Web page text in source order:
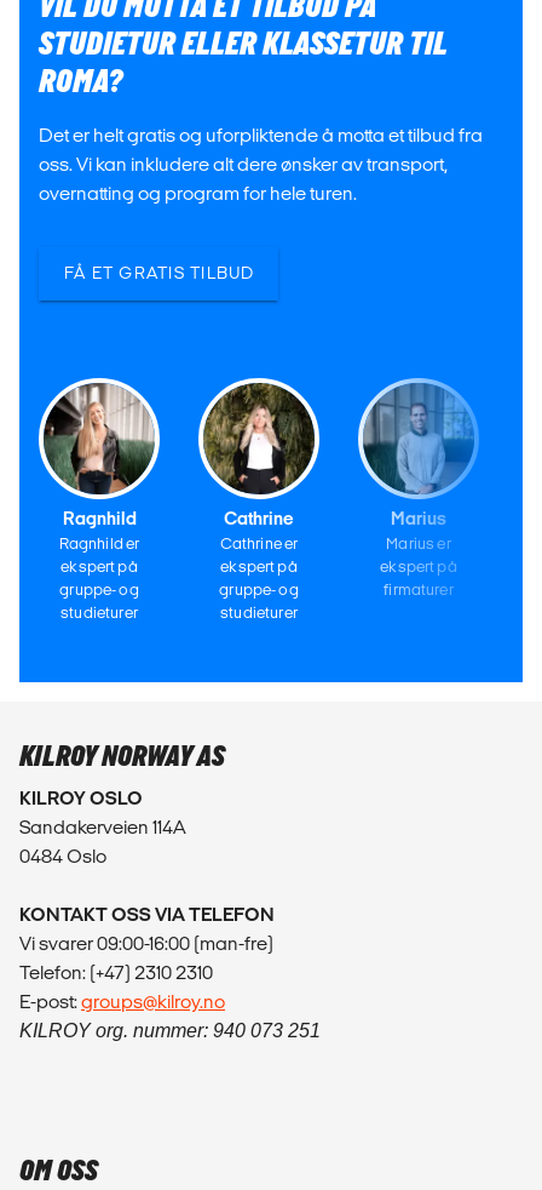
STUDIETUR ELLER KLASSETUR TIL
ROMA?
Det er helt gratis og uforpliktende å motta et tilbud fra
oss. Vi kan inkludere alt dere ønsker av transport,
overnatting og program for hele turen.
FÅ ET GRATIS TILBUD
Ragnhild
Ragnhild er
ekspert på
gruppe- og
studieturer
Cathrine
Cathrine er
ekspert på
gruppe- og
studieturer
Marius
Marius er
ekspert på
firmaturer
KILROY NORWAY AS
KILROY OSLO
Sandakerveien 114A
0484 Oslo
KONTAKT OSS VIA TELEFON
Vi svarer 09:00-16:00 (man-fre)
Telefon: (+47) 2310 2310
E-post:groups@kilroy.no
KILROY org. nummer: 940 073 251
OM OSS